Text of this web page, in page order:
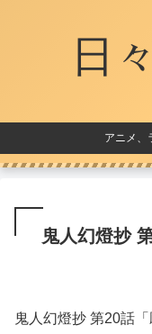
日
アニメ、
鬼人幻燈抄
鬼人幻燈抄 第20話